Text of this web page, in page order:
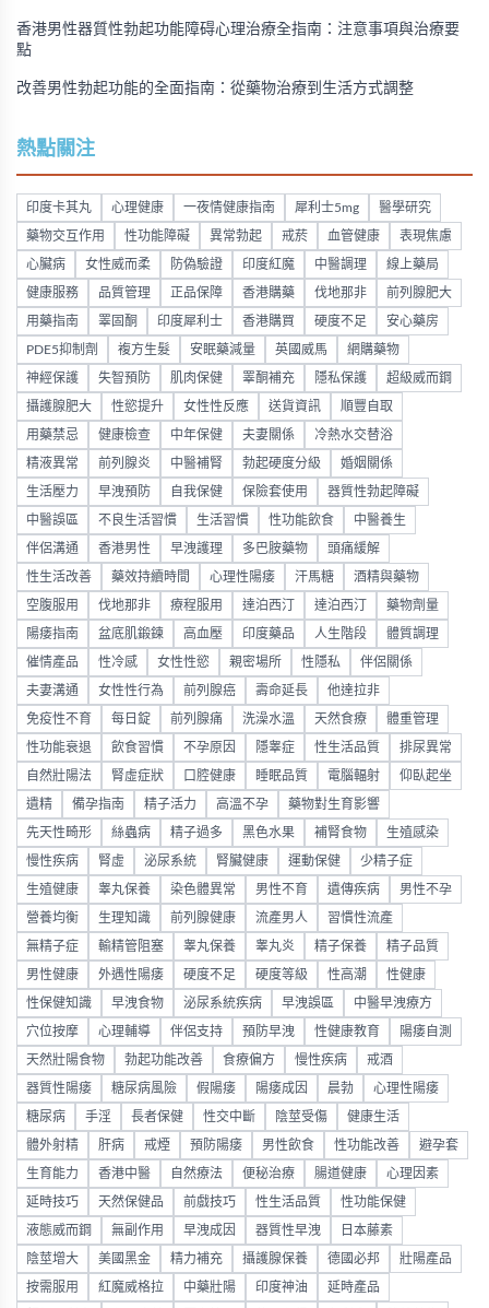
香港男性器質性勃起功能障碍心理治療全指南：注意事項與治療要
點
改善男性勃起功能的全面指南：從藥物治療到生活方式調整
熱點關注
印度卡其丸 心理健康 一夜情健康指南 犀利士5mg 醫學研究
藥物交互作用 性功能障礙 異常勃起 戒菸 血管健康 表現焦慮
心臟病 女性威而柔 防偽驗證 印度紅魔 中醫調理 線上藥局
健康服務 品質管理 正品保障 香港購藥 伐地那非 前列腺肥大
用藥指南 睪固酮 印度犀利士 香港購買 硬度不足 安心藥房
PDE5抑制劑 複方生髮 安眠藥減量 英國威馬 網購藥物
神經保護 失智預防 肌肉保健 睪酮補充 隱私保護 超級威而鋼
攝護腺肥大 性慾提升 女性性反應 送貨資訊 順豐自取
用藥禁忌 健康檢查 中年保健 夫妻關係 冷熱水交替浴
精液異常 前列腺炎 中醫補腎 勃起硬度分級 婚姻關係
生活壓力 早洩預防 自我保健 保險套使用 器質性勃起障礙
中醫誤區 不良生活習慣 生活習慣 性功能飲食 中醫養生
伴侶溝通 香港男性 早洩護理 多巴胺藥物 頭痛緩解
性生活改善 藥效持續時間 心理性陽痿 汗馬糖 酒精與藥物
空腹服用 伐地那非 療程服用 達泊西汀 達泊西汀 藥物劑量
陽痿指南 盆底肌鍛鍊 高血壓 印度藥品 人生階段 體質調理
催情產品 性冷感 女性性慾 親密場所 性隱私 伴侶關係
夫妻溝通 女性性行為 前列腺癌 壽命延長 他達拉非
免疫性不育 每日錠 前列腺痛 洗澡水溫 天然食療 體重管理
性功能衰退 飲食習慣 不孕原因 隱睾症 性生活品質 排尿異常
自然壯陽法 腎虛症狀 口腔健康 睡眠品質 電腦輻射 仰臥起坐
遺精 備孕指南 精子活力 高溫不孕 藥物對生育影響
先天性畸形 絲蟲病 精子過多 黑色水果 補腎食物 生殖感染
慢性疾病 腎虛 泌尿系統 腎臟健康 運動保健 少精子症
生殖健康 睾丸保養 染色體異常 男性不育 遺傳疾病 男性不孕
營養均衡 生理知識 前列腺健康 流產男人 習慣性流產
無精子症 輸精管阻塞 睾丸保養 睾丸炎 精子保養 精子品質
男性健康 外遇性陽痿 硬度不足 硬度等級 性高潮 性健康
性保健知識 早洩食物 泌尿系統疾病 早洩誤區 中醫早洩療方
穴位按摩 心理輔導 伴侶支持 預防早洩 性健康教育 陽痿自測
天然壯陽食物 勃起功能改善 食療偏方 慢性疾病 戒酒
器質性陽痿 糖尿病風險 假陽痿 陽痿成因 晨勃 心理性陽痿
糖尿病 手淫 長者保健 性交中斷 陰莖受傷 健康生活
體外射精 肝病 戒煙 預防陽痿 男性飲食 性功能改善 避孕套
生育能力 香港中醫 自然療法 便秘治療 腸道健康 心理因素
延時技巧 天然保健品 前戲技巧 性生活品質 性功能保健
液態威而鋼 無副作用 早洩成因 器質性早洩 日本藤素
陰莖增大 美國黑金 精力補充 攝護腺保養 德國必邦 壯陽產品
按需服用 紅魔威格拉 中藥壯陽 印度神油 延時產品